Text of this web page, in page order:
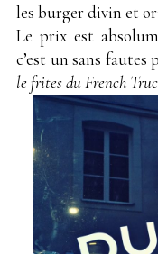
les burger divin et
Le prix est
c’est un sans fautes
le frites du French